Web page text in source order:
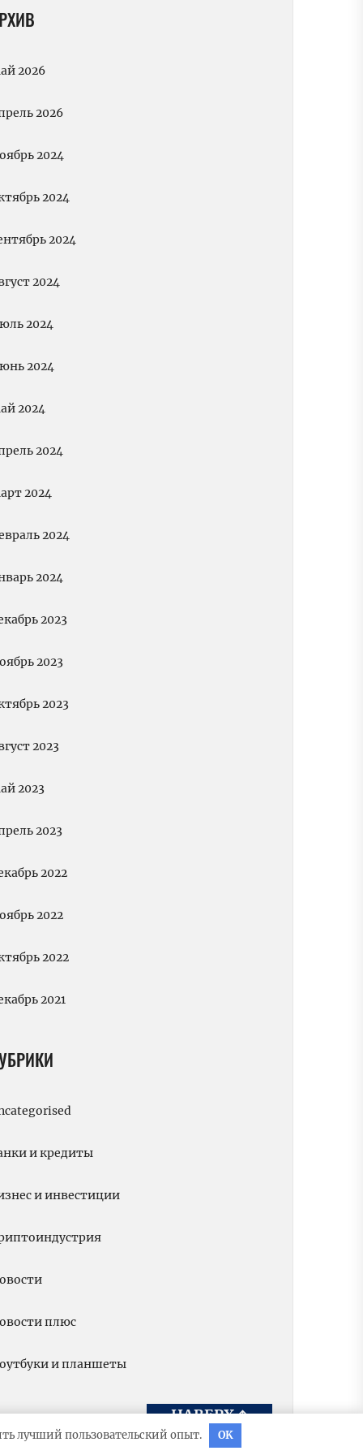
2026
2026
2024
2024
2024
2024
2024
2024
2024
2024
2024
2024
2024
2023
2023
2023
2023
2023
2023
2022
2022
2022
2021
и кредиты
и инвестиции
плюс
и планшеты
НАВЕРХ↑
лучший пользовательский опыт. OK